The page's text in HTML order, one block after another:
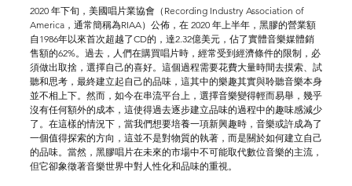
2020 年下旬，美國唱片業協會（Recording Industry Association of
America，通常簡稱為RIAA）公佈，在 2020 年上半年，黑膠的營業額
自1986年以來首次超越了CD的，達2.32億美元，佔了實體音樂媒體銷
售額的62%。過去，人們在購買唱片時，經常受到經濟條件的限制，必
須做出取捨，選擇自己的喜好。這個過程需要花費大量時間去摸索、試
聽和思考，最終建立起自己的品味，這其中的樂趣其實與聆聽音樂本身
並不相上下。然而，如今在串流平台上，選擇音樂變得輕而易舉，幾乎
沒有任何額外的成本，這使得過去逐步建立品味的過程中的趣味感減少
了。在這樣的情況下，當我們想要培養一項新興趣時，音樂或許成為了
一個值得探索的方向，這並不是對物質的執著，而是關於如何建立自己
的品味。當然，黑膠唱片在未來的市場中不可能取代數位音樂的主流，
但它卻象徵著音樂世界中對人性化和品味的重視。